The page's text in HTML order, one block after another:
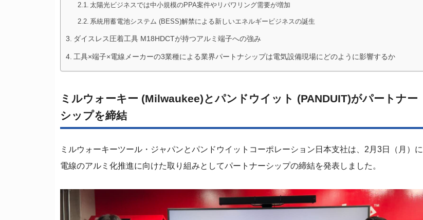
太陽光ビジネスでは中小規模のPPA案件やリパワリング需要が増加
系統用蓄電池システム (BESS)解禁による新しいエネルギービジネスの誕生
ダイスレス圧着工具 M18HDCTが持つアルミ端子への強み
工具×端子×電線メーカーの3業種による業界パートナシップは電気設備現場にどのように影響するか
ミルウォーキー (Milwaukee)とパンドウイット (PANDUIT)がパートナー
シップを締結
ミルウォーキーツール・ジャパンとパンドウイットコーポレーション日本支社は、2月3日（月）に
電線のアルミ化推進に向けた取り組みとしてパートナーシップの締結を発表しました。